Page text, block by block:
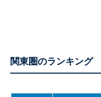
関東圏のランキング